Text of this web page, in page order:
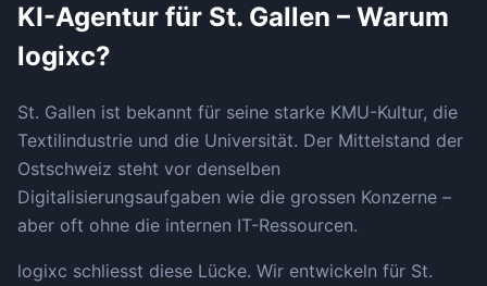
KI-Agentur für St. Gallen – Warum
logixc?
St. Gallen ist bekannt für seine starke KMU-Kultur, die
Textilindustrie und die Universität. Der Mittelstand der
Ostschweiz steht vor denselben
Digitalisierungsaufgaben wie die grossen Konzerne –
aber oft ohne die internen IT-Ressourcen.
logixc schliesst diese Lücke. Wir entwickeln für St.